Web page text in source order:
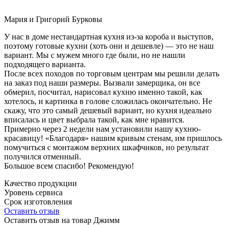
Мария и Григорий Бурковы
У нас в доме нестандартная кухня из-за короба и выступов,
поэтому готовые кухни (хоть они и дешевле) — это не наш
вариант. Мы с мужем много где были, но не нашли
подходящего варианта.
После всех походов по торговым центрам мы решили делать
на заказ под наши размеры. Вызвали замерщика, он все
обмерил, посчитал, нарисовал кухню именно такой, как
хотелось, и картинка в голове сложилась окончательно. Не
скажу, что это самый дешевый вариант, но кухня идеально
вписалась и цвет выбрала такой, как мне нравится.
Примерно через 2 недели нам установили нашу кухню-
красавицу! «Благодаря» нашим кривым стенам, им пришлось
помучиться с монтажом верхних шкафчиков, но результат
получился отменный.
Большое всем спасибо! Рекомендую!
Качество продукции
Уровень сервиса
Срок изготовления
Оставить отзыв
Оставить отзыв на товар Джимм